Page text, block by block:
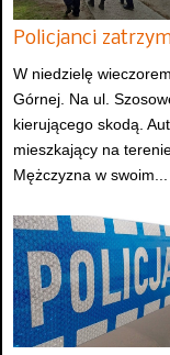
Policjanci
W niedzielę
Górnej. Na ul.
kierującego skodą.
mieszkający na
Mężczyzna w swoim...